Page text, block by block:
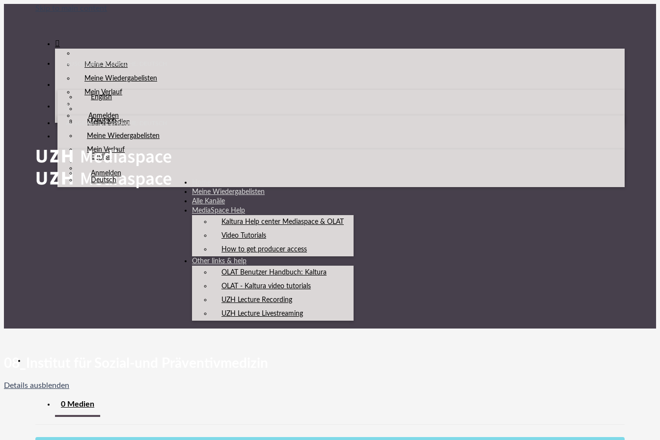
Meine Medien
Meine Wiedergabelisten
Mein Verlauf
Anmelden
English
Deutsch
Meine Medien
Meine Wiedergabelisten
Mein Verlauf
Anmelden
English
Deutsch
Meine Wiedergabelisten
Alle Kanäle
MediaSpace Help
Kaltura Help center Mediaspace & OLAT
Video Tutorials
How to get producer access
Other links & help
OLAT Benutzer Handbuch: Kaltura
OLAT - Kaltura video tutorials
UZH Lecture Recording
UZH Lecture Livestreaming
08_Institut für Sozial-und Präventivmedizin
Details ausblenden
0 Medien